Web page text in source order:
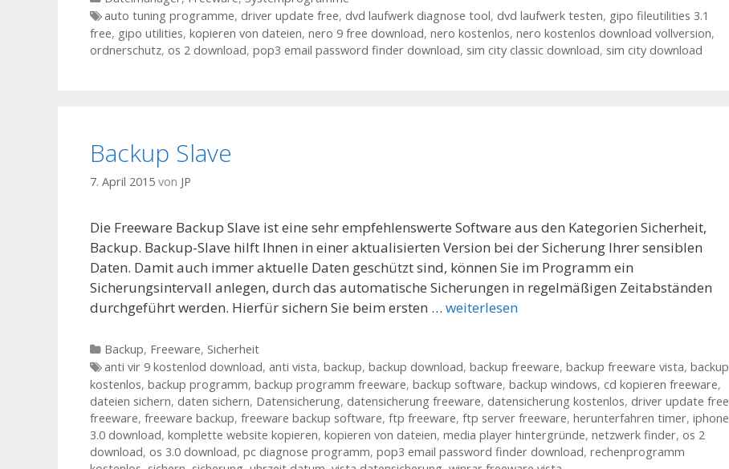
Tags
auto tuning programme, driver update free, dvd laufwerk diagnose tool, dvd laufwerk testen, gipo fileutilities 3.1
free, gipo utilities, kopieren von dateien, nero 9 free download, nero kostenlos, nero kostenlos download vollversion,
ordnerschutz, os 2 download, pop3 email password finder download, sim city classic download, sim city download
Backup Slave
7. April 2015 von JP
Die Freeware Backup Slave ist eine sehr empfehlenswerte Software aus den Kategorien Sicherheit,
Backup. Backup-Slave hilft Ihnen in einer aktualisierten Version bei der Sicherung Ihrer sensiblen
Daten. Damit auch immer aktuelle Daten geschützt sind, können Sie im Programm ein
Sicherungsintervall anlegen, durch das automatische Sicherungen in regelmäßigen Zeitabständen
durchgeführt werden. Hierfür sichern Sie beim ersten … weiterlesen
Kategorien
Backup, Freeware, Sicherheit
Tags
anti vir 9 kostenlod download, anti vista, backup, backup download, backup freeware, backup freeware vista, backup
kostenlos, backup programm, backup programm freeware, backup software, backup windows, cd kopieren freeware,
dateien sichern, daten sichern, Datensicherung, datensicherung freeware, datensicherung kostenlos, driver update free
freeware, freeware backup, freeware backup software, ftp freeware, ftp server freeware, herunterfahren timer, iphone
3.0 download, komplette website kopieren, kopieren von dateien, media player hintergründe, netzwerk finder, os 2
download, os 3.0 download, pc diagnose programm, pop3 email password finder download, rechenprogramm